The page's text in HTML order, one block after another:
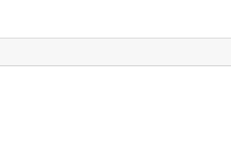
noderīga?